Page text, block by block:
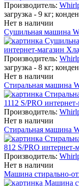
Производитель:
загрузка - 9 кг;
Нет в наличии
Сушильная машина
Производитель:
загрузка - 8 кг;
Нет в наличии
Стиральная машина
Производитель:
Нет в наличии
Стиральная машина
Производитель:
Нет в наличии
Машина стирально-